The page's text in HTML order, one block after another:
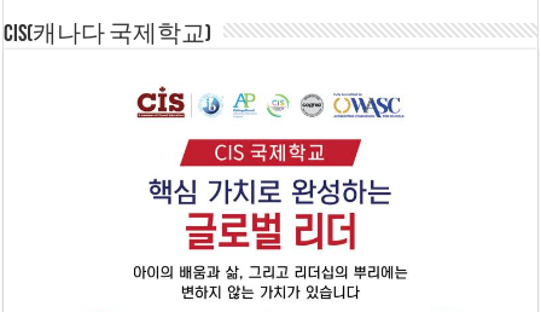
CIS(캐나다 국제학교)